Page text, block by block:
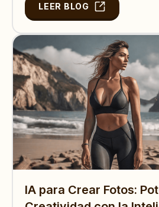
LEER BLOG
IA para Crear Fotos: